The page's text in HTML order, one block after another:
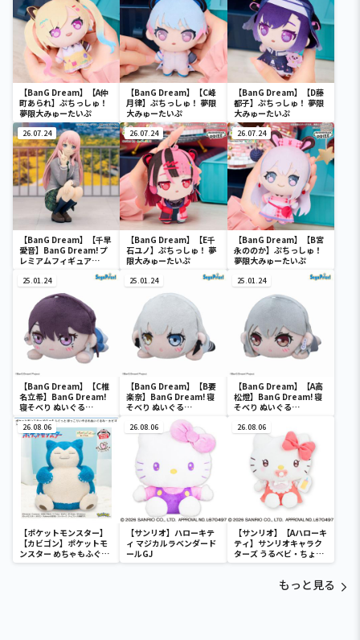
【BanG Dream】【A仲
町あられ】ぷちっしゅ！
夢限大みゅーたいぷ
【BanG Dream】【C峰
月律】ぷちっしゅ！ 夢限
大みゅーたいぷ
【BanG Dream】【D藤
都子】ぷちっしゅ！ 夢限
大みゅーたいぷ
26.07.24
【BanG Dream】【千早
愛音】BanG Dream! プ
レミアムフィギュア
ver.
26.07.24
【BanG Dream】【E千
石ユノ】ぷちっしゅ！ 夢
限大みゅーたいぷ
26.07.24
【BanG Dream】【B宮
永ののか】ぷちっしゅ！
夢限大みゅーたいぷ
25.01.24
【BanG Dream】【C椎
名立希】BanG Dream!
寝そべり ぬいぐる
み“MyGO!!!!!”Vol.2（EX
）
25.01.24
【BanG Dream】【B要
楽奈】BanG Dream! 寝
そべり ぬいぐる
み“MyGO!!!!!”Vol.1（EX
）
25.01.24
【BanG Dream】【A高
松燈】BanG Dream! 寝
そべり ぬいぐる
）
26.08.06
【ポケットモンスター】
【カビゴン】ポケットモ
ンスター めちゃもふぐっ
と ほっこりいやされぬい
26.08.06
【サンリオ】ハローキテ
ィ マジカルラベンダード
ールGJ
26.08.06
【サンリオ】【Aハローキ
ティ】サンリオキャラク
ターズ うるベビ・ちょい
デカドール
もっと見る